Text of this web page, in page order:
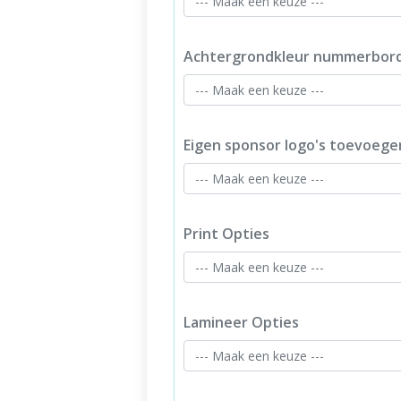
Achtergrondkleur
Eigen sponsor logo's
Print Opties
Lamineer Opties